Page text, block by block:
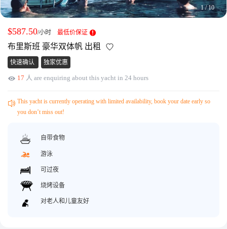
服务
获取游艇报价
关于众艇
关于我们
获得优惠码
Guaranteed fish
1/10
$587.50/小时 最低价保证
布里斯班 豪华双体帆 出租
快速确认 独家优惠
17 人 are enquiring about this yacht in 24 hours
This yacht is currently operating with limited availability, book your date early so
you don’t miss out!
自带食物
游泳
可过夜
烧烤设备
对老人和儿童友好